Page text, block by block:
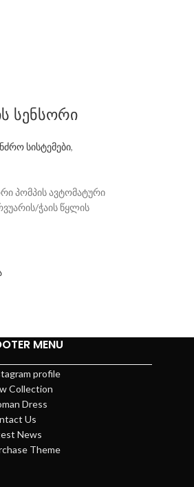
სენსორი
სისტემები,
პომპის ავტომატური
ჭაის წყლის
MENU
profile
Collection
Dress
Us
News
Theme